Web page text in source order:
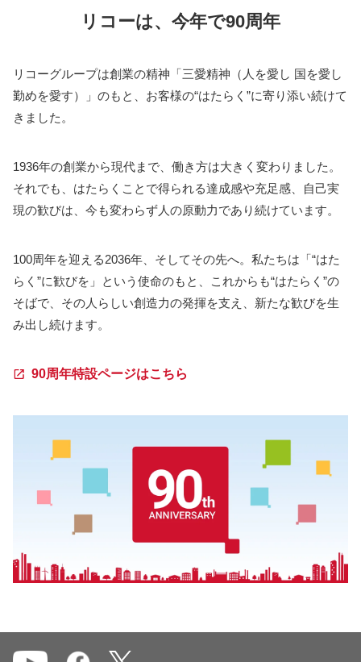
リコーは、今年で90周年
リコーグループは創業の精神「三愛精神（人を愛し 国を愛し
勤めを愛す）」のもと、お客様の“はたらく”に寄り添い続けて
きました。
1936年の創業から現代まで、働き方は大きく変わりました。
それでも、はたらくことで得られる達成感や充足感、自己実
現の歓びは、今も変わらず人の原動力であり続けています。
100周年を迎える2036年、そしてその先へ。私たちは「“はた
らく”に歓びを」という使命のもと、これからも“はたらく”の
そばで、その人らしい創造力の発揮を支え、新たな歓びを生
み出し続けます。
90周年特設ページはこちら